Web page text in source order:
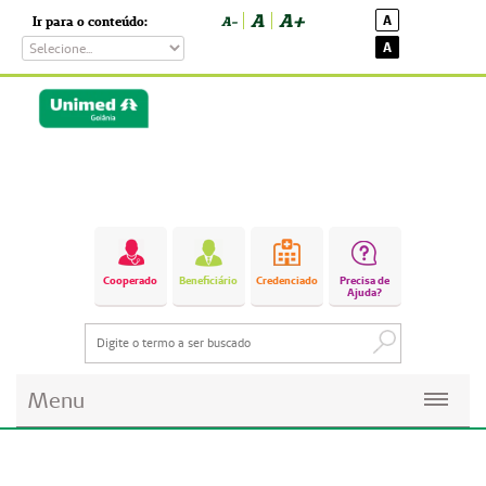
Ir para o conteúdo: A- A A+
A
A
Cooperado Beneficiário Credenciado
Precisa de
Ajuda?
Menu